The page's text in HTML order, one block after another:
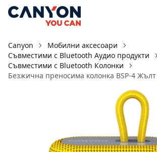
Canyon
Мобилни аксесоари
Съвместими с Bluetooth Аудио продукти
Съвместими с Bluetooth Колонки
Безжична преносима колонка BSP-4 Жълт